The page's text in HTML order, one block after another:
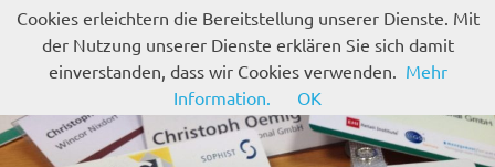
Zum
springen
Cookies erleichtern die Bereitstellung unserer Dienste. Mit
der Nutzung unserer Dienste erklären Sie sich damit
einverstanden, dass wir Cookies verwenden. Mehr
Information.
OK